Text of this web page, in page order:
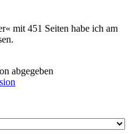
mit 451 Seiten habe ich am
abgegeben